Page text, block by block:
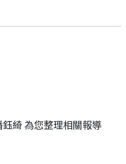
鈺綺 為您整理相關報導